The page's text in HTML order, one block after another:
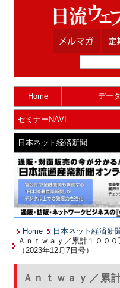
Home デー
セミナーNAVI
日本ネット経済新聞
Home 日本ネット経済新
Ａｎｔｗａｙ／累計１００
（2023年12月7日号）
Ａｎｔｗａｙ／累